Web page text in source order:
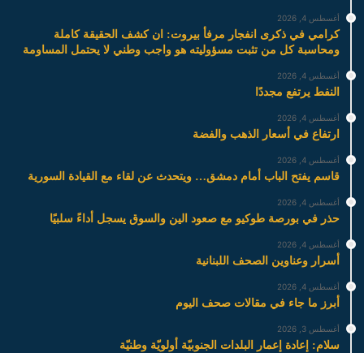
أغسطس 4, 2026
كرامي في ذكرى انفجار مرفأ بيروت: ان كشف الحقيقة كاملة
ومحاسبة كل من تثبت مسؤوليته هو واجب وطني لا يحتمل المساومة
أغسطس 4, 2026
النفط يرتفع مجددًا
أغسطس 4, 2026
ارتفاع في أسعار الذهب والفضة
أغسطس 4, 2026
قاسم يفتح الباب أمام دمشق… ويتحدث عن لقاء مع القيادة السورية
أغسطس 4, 2026
حذر في بورصة طوكيو مع صعود الين والسوق يسجل أداءً سلبيًا
أغسطس 4, 2026
أسرار وعناوين الصحف اللبنانية
أغسطس 4, 2026
أبرز ما جاء في مقالات صحف اليوم
أغسطس 3, 2026
سلام: إعادة إعمار البلدات الجنوبيّة أولويّة وطنيّة